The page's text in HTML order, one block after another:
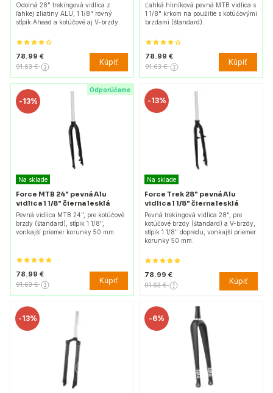
Odolná 28" trekingová vidlica z
ľahkej zliatiny ALU, 1 1/8" rovný
stĺpik Ahead a kotúčové aj V-brzdy.
78.99 €
91.63 € Kúpiť
Ľahká hliníková pevná MTB vidlica s
1 1/8" krkom na použitie s kotúčovými
brzdami (štandard).
78.99 €
91.63 € Kúpiť
Odporúčame
-13%
Na sklade
Force MTB 24" pevná Alu
vidlica 1 1/8" čierna lesklá
Pevná vidlica MTB 24", pre kotúčové
brzdy (štandard), stĺpik 1 1/8",
vonkajší priemer korunky 50 mm.
78.99 €
91.63 € Kúpiť
-13%
Na sklade
Force Trek 28" pevná Alu
vidlica 1 1/8" čierna lesklá
Pevná trekingová vidlica 28", pre
kotúčové brzdy (štandard) a V-brzdy,
stĺpik 1 1/8" dopredu, vonkajší priemer
korunky 50 mm.
78.99 €
91.63 € Kúpiť
-13% -6%